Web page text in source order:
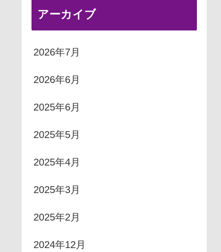
アーカイブ
2026年7月
2026年6月
2025年6月
2025年5月
2025年4月
2025年3月
2025年2月
2024年12月